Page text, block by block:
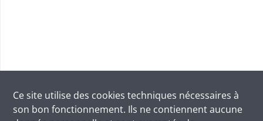
Ce site utilise des cookies techniques nécessaires à
son bon fonctionnement. Ils ne contiennent aucune